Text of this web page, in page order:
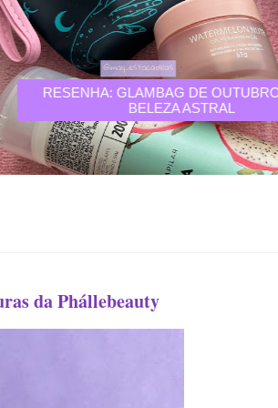
GLAMBAG DE OUTUBRO 2024 -
da Phállebeauty